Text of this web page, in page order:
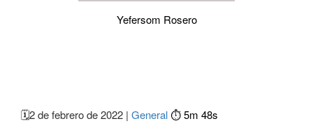
Yefersom Rosero
🗓️2 de febrero de 2022 | General ⏱️ 5m 48s